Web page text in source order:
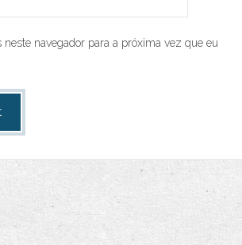
neste navegador para a próxima vez que eu